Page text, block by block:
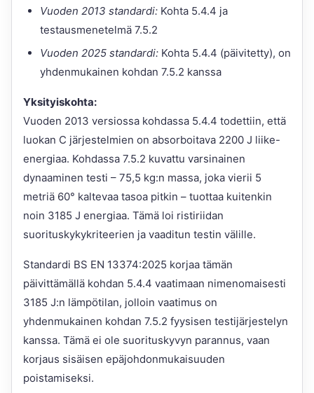
Vuoden 2013 standardi: Kohta 5.4.4 ja
testausmenetelmä 7.5.2
Vuoden 2025 standardi: Kohta 5.4.4 (päivitetty), on
yhdenmukainen kohdan 7.5.2 kanssa
Yksityiskohta:
Vuoden 2013 versiossa kohdassa 5.4.4 todettiin, että
luokan C järjestelmien on absorboitava 2200 J liike-
energiaa. Kohdassa 7.5.2 kuvattu varsinainen
dynaaminen testi – 75,5 kg:n massa, joka vierii 5
metriä 60° kaltevaa tasoa pitkin – tuottaa kuitenkin
noin 3185 J energiaa. Tämä loi ristiriidan
suorituskykykriteerien ja vaaditun testin välille.
Standardi BS EN 13374:2025 korjaa tämän
päivittämällä kohdan 5.4.4 vaatimaan nimenomaisesti
3185 J:n lämpötilan, jolloin vaatimus on
yhdenmukainen kohdan 7.5.2 fyysisen testijärjestelyn
kanssa. Tämä ei ole suorituskyvyn parannus, vaan
korjaus sisäisen epäjohdonmukaisuuden
poistamiseksi.